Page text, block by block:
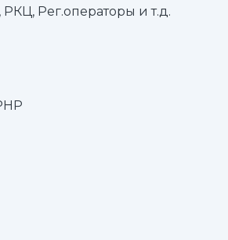
Рег.операторы и т.д.